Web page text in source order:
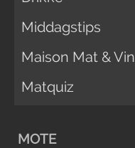
Middagstips
Maison Mat & Vin
Matquiz
MOTE